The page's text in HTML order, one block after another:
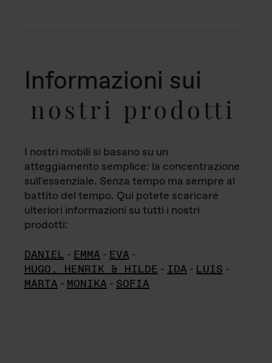
Informazioni sui
nostri prodotti
I nostri mobili si basano su un
atteggiamento semplice: la concentrazione
sull'essenziale. Senza tempo ma sempre al
battito del tempo. Qui potete scaricare
ulteriori informazioni su tutti i nostri
prodotti:
DANIEL - EMMA - EVA -
HUGO, HENRIK & HILDE - IDA - LUIS -
MARTA - MONIKA - SOFIA